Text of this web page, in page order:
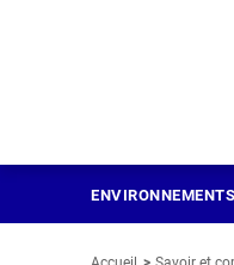
ENVIRONNEMENT